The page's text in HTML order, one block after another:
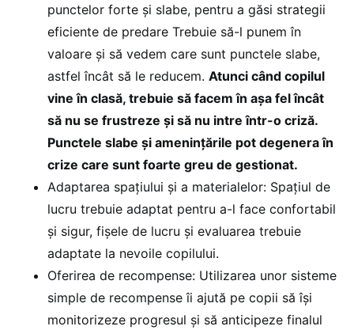
punctelor forte și slabe, pentru a găsi strategii
eficiente de predare Trebuie să-l punem în
valoare și să vedem care sunt punctele slabe,
astfel încât să le reducem. Atunci când copilul
vine în clasă, trebuie să facem în așa fel încât
să nu se frustreze și să nu intre într-o criză.
Punctele slabe și amenințările pot degenera în
crize care sunt foarte greu de gestionat.
Adaptarea spațiului și a materialelor: Spațiul de
lucru trebuie adaptat pentru a-l face confortabil
și sigur, fișele de lucru și evaluarea trebuie
adaptate la nevoile copilului.
Oferirea de recompense: Utilizarea unor sisteme
simple de recompense îi ajută pe copii să își
monitorizeze progresul și să anticipeze finalul